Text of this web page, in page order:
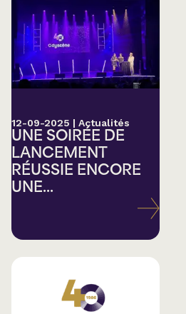
12-09-2025 | Actualités
UNE SOIRÉE DE
LANCEMENT
RÉUSSIE ENCORE
UNE...